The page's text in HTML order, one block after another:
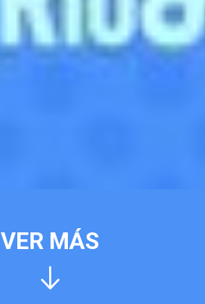
VER MÁS